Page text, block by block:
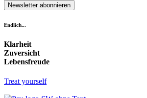
Newsletter abonnieren
Endlich...
Klarheit
Zuversicht
Lebensfreude
Treat yourself